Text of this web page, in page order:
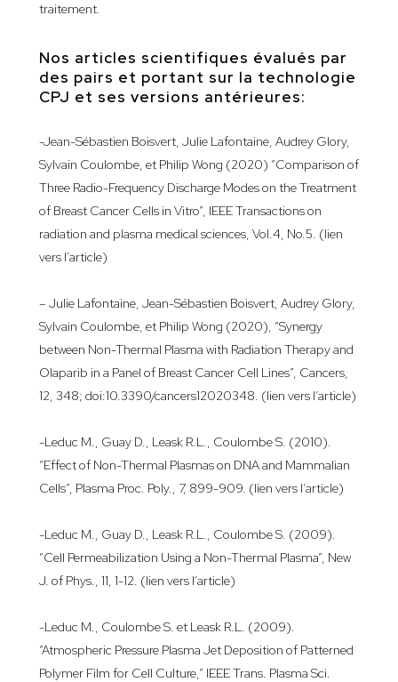
traitement.
Nos articles scientifiques évalués par
des pairs et portant sur la technologie
CPJ et ses versions antérieures:
-Jean-Sébastien Boisvert, Julie Lafontaine, Audrey Glory,
Sylvain Coulombe, et Philip Wong (2020) “Comparison of
Three Radio-Frequency Discharge Modes on the Treatment
of Breast Cancer Cells in Vitro”, IEEE Transactions on
radiation and plasma medical sciences, Vol.4, No.5. (lien
vers l’article)
– Julie Lafontaine, Jean-Sébastien Boisvert, Audrey Glory,
Sylvain Coulombe, et Philip Wong (2020), “Synergy
between Non-Thermal Plasma with Radiation Therapy and
Olaparib in a Panel of Breast Cancer Cell Lines”, Cancers,
12, 348; doi:10.3390/cancers12020348. (lien vers l’article)
-Leduc M., Guay D., Leask R.L., Coulombe S. (2010).
“Effect of Non-Thermal Plasmas on DNA and Mammalian
Cells”, Plasma Proc. Poly., 7, 899-909. (lien vers l’article)
-Leduc M., Guay D., Leask R.L., Coulombe S. (2009).
“Cell Permeabilization Using a Non-Thermal Plasma”, New
J. of Phys., 11, 1-12. (lien vers l’article)
-Leduc M., Coulombe S. et Leask R.L. (2009).
“Atmospheric Pressure Plasma Jet Deposition of Patterned
Polymer Film for Cell Culture,” IEEE Trans. Plasma Sci.